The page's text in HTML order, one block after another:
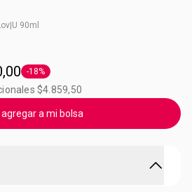
90ml
Etiqueta -18%
-18%
$4.859,50
agregar a mi bolsa